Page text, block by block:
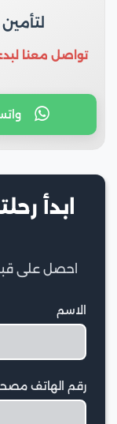
تواصل معنا
ابدأ
احصل على
الاسم
رقم الهاتف